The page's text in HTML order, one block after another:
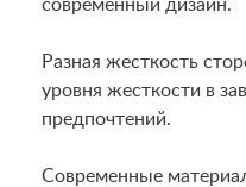
современный дизайн.
Разная жесткость
уровня жесткости в
предпочтений.
Современные